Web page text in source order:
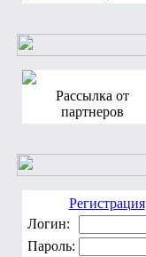
Рассылка от
партнеров
Регистрация
Логин:
Пароль: